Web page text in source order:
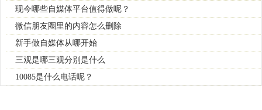
现今哪些自媒体平台值得做呢？
微信朋友圈里的内容怎么删除
新手做自媒体从哪开始
三观是哪三观分别是什么
10085是什么电话呢？